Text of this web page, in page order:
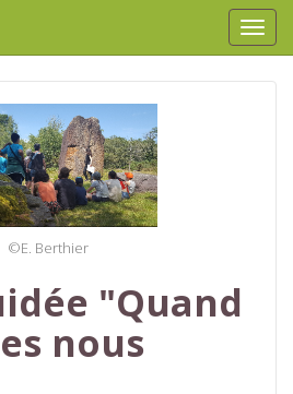
©E. Berthier
"Quand
nous